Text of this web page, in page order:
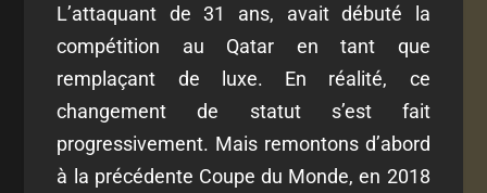
L’attaquant de 31 ans, avait débuté la
compétition au Qatar en tant que
remplaçant de luxe. En réalité, ce
changement de statut s’est fait
progressivement. Mais remontons d’abord
à la précédente Coupe du Monde, en 2018